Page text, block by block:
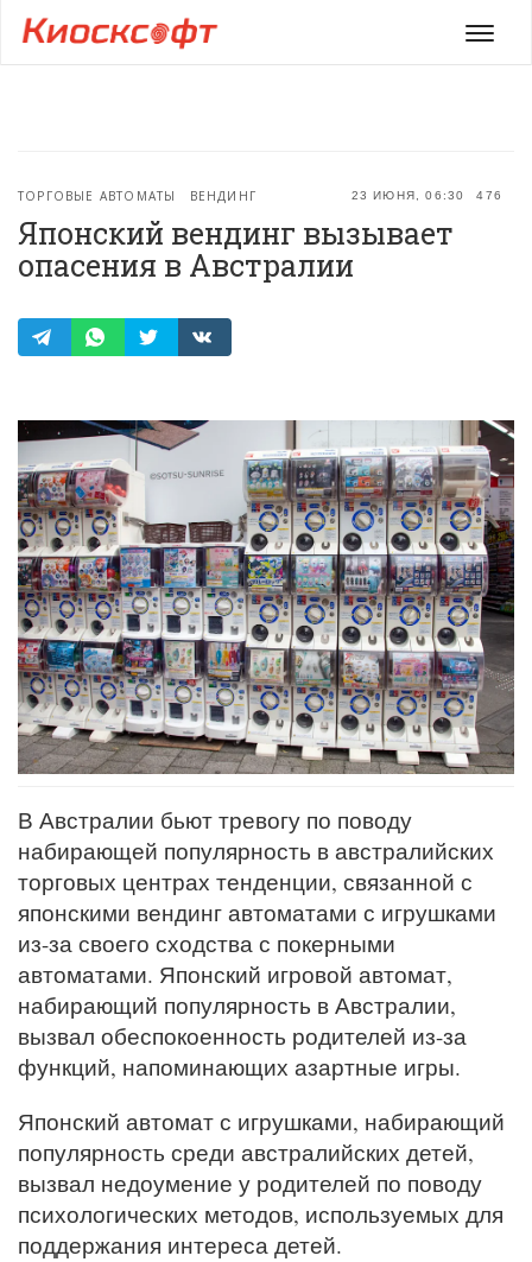
Меню
23 ИЮНЯ, 06:30 476
ТОРГОВЫЕ АВТОМАТЫ ВЕНДИНГ
Японский вендинг вызывает
опасения в Австралии
В Австралии бьют тревогу по поводу
набирающей популярность в австралийских
торговых центрах тенденции, связанной с
японскими вендинг автоматами с игрушками
из-за своего сходства с покерными
автоматами. Японский игровой автомат,
набирающий популярность в Австралии,
вызвал обеспокоенность родителей из-за
функций, напоминающих азартные игры.
Японский автомат с игрушками, набирающий
популярность среди австралийских детей,
вызвал недоумение у родителей по поводу
психологических методов, используемых для
поддержания интереса детей.